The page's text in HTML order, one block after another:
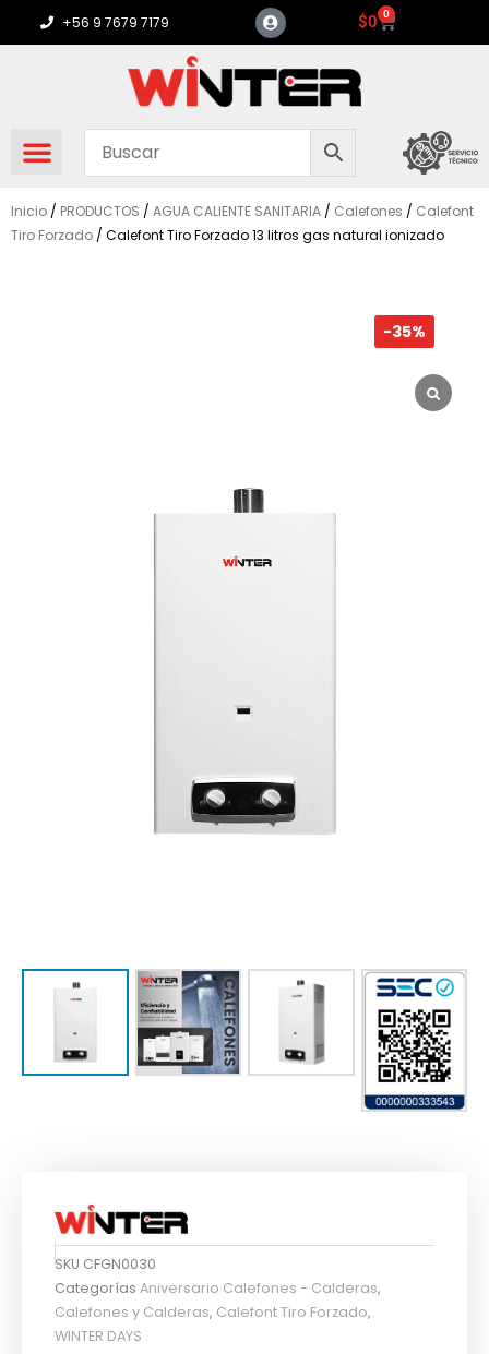
+56 9 7679 7179 $0 0
Carrito
Inicio / PRODUCTOS / AGUA CALIENTE SANITARIA / Calefones / Calefont
Tiro Forzado / Calefont Tiro Forzado 13 litros gas natural ionizado
-35%
SKU CFGN0030
Categorías Aniversario Calefones - Calderas,
Calefones y Calderas, Calefont Tiro Forzado,
WINTER DAYS